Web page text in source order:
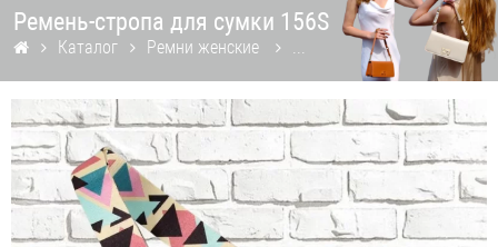
Ремень-стропа для сумки 156S
Каталог Ремни женские